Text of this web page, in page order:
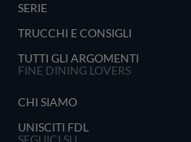
SERIE
TRUCCHI E CONSIGLI
TUTTI GLI ARGOMENTI
FINE DINING LOVERS
CHI SIAMO
UNISCITI FDL
SEGUICI SU